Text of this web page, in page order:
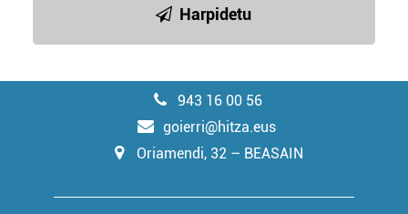
Harpidetu
943 16 00 56
goierri@hitza.eus
Oriamendi, 32 – BEASAIN